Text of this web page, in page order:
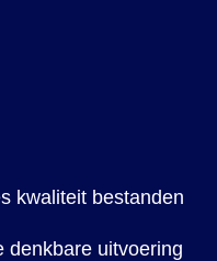
kwaliteit bestanden
denkbare uitvoering